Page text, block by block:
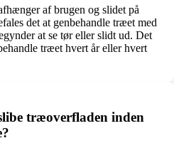
af brugen og slidet på
det at genbehandle træet med
at se tør eller slidt ud. Det
træet hvert år eller hvert
træoverfladen inden